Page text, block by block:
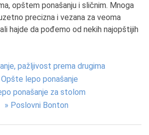
opštem ponašanju i sličnim. Mnoga
precizna i vezana za veoma
hajde da pođemo od nekih najopštijih
pažljivost prema drugima
Opšte lepo ponašanje
ponašanje za stolom
» Poslovni Bonton